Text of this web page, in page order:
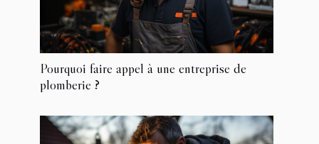
Pourquoi faire appel à une entreprise de
plomberie ?